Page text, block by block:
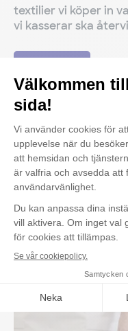
textilier vi köper in
vi kasserar ska
Andra